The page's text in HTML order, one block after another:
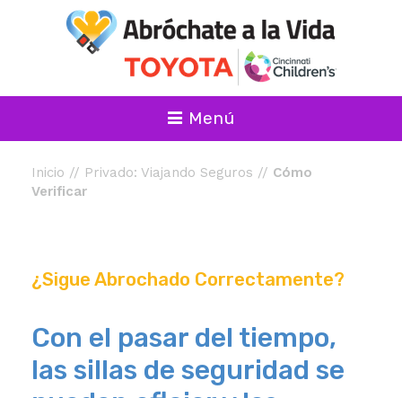
Menú
Inicio // Privado: Viajando Seguros // Cómo
Verificar
¿Sigue Abrochado Correctamente?
Con el pasar del tiempo,
las sillas de seguridad se